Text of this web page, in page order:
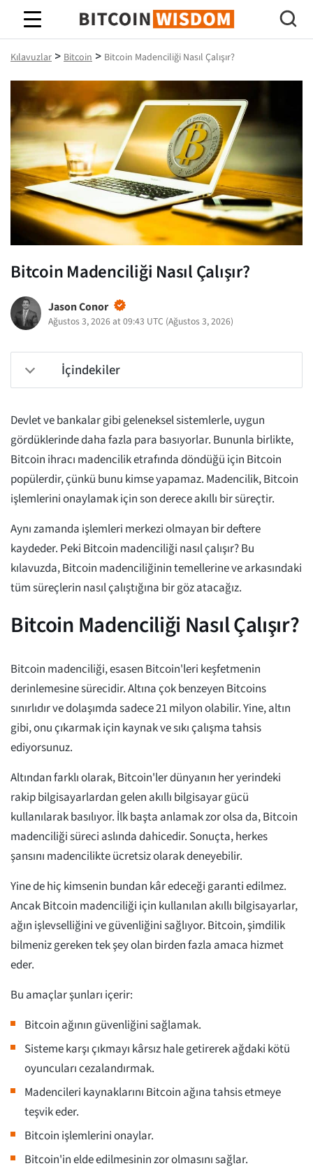
Bitcoin Bilgeliği
Kılavuzlar > Bitcoin > Bitcoin Madenciliği Nasıl Çalışır?
Bitcoin Madenciliği Nasıl Çalışır?
Jason Conor
Ağustos 3, 2026 at 09:43 UTC (Ağustos 3, 2026)
İçindekiler
Devlet ve bankalar gibi geleneksel sistemlerle, uygun
gördüklerinde daha fazla para basıyorlar. Bununla birlikte,
Bitcoin ihracı madencilik etrafında döndüğü için Bitcoin
popülerdir, çünkü bunu kimse yapamaz. Madencilik, Bitcoin
işlemlerini onaylamak için son derece akıllı bir süreçtir.
Aynı zamanda işlemleri merkezi olmayan bir deftere
kaydeder. Peki Bitcoin madenciliği nasıl çalışır? Bu
kılavuzda, Bitcoin madenciliğinin temellerine ve arkasındaki
tüm süreçlerin nasıl çalıştığına bir göz atacağız.
Bitcoin Madenciliği Nasıl Çalışır?
Bitcoin madenciliği, esasen Bitcoin'leri keşfetmenin
derinlemesine sürecidir. Altına çok benzeyen Bitcoins
sınırlıdır ve dolaşımda sadece 21 milyon olabilir. Yine, altın
gibi, onu çıkarmak için kaynak ve sıkı çalışma tahsis
ediyorsunuz.
Altından farklı olarak, Bitcoin'ler dünyanın her yerindeki
rakip bilgisayarlardan gelen akıllı bilgisayar gücü
kullanılarak basılıyor. İlk başta anlamak zor olsa da, Bitcoin
madenciliği süreci aslında dahicedir. Sonuçta, herkes
şansını madencilikte ücretsiz olarak deneyebilir.
Yine de hiç kimsenin bundan kâr edeceği garanti edilmez.
Ancak Bitcoin madenciliği için kullanılan akıllı bilgisayarlar,
ağın işlevselliğini ve güvenliğini sağlıyor. Bitcoin, şimdilik
bilmeniz gereken tek şey olan birden fazla amaca hizmet
eder.
Bu amaçlar şunları içerir:
Bitcoin ağının güvenliğini sağlamak.
Sisteme karşı çıkmayı kârsız hale getirerek ağdaki kötü
oyuncuları cezalandırmak.
Madencileri kaynaklarını Bitcoin ağına tahsis etmeye
teşvik eder.
Bitcoin işlemlerini onaylar.
Bitcoin'in elde edilmesinin zor olmasını sağlar.